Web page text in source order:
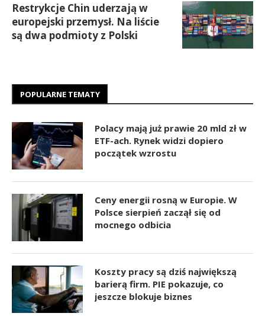
Restrykcje Chin uderzają w
europejski przemysł. Na liście
są dwa podmioty z Polski
POPULARNE TEMATY
Polacy mają już prawie 20 mld zł w
ETF-ach. Rynek widzi dopiero
początek wzrostu
Ceny energii rosną w Europie. W
Polsce sierpień zaczął się od
mocnego odbicia
Koszty pracy są dziś największą
barierą firm. PIE pokazuje, co
jeszcze blokuje biznes